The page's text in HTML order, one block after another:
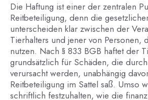
Die Haftung ist einer der zentralen
Reitbeteiligung, denn die
unterscheiden klar zwischen der
Tierhalters und jener von Personen,
nutzen. Nach § 833 BGB haftet der
grundsätzlich für Schäden, die
verursacht werden, unabhängig
Reitbeteiligung im Sattel saß. Umso
schriftlich festzuhalten, wie die